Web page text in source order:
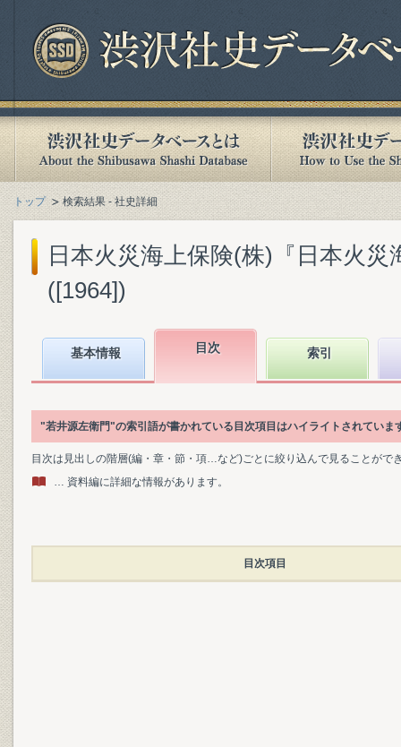
トップ 検索結果 - 社史詳細
日本火災海上保険(株)『日本火
([1964])
基本情報 目次 索引
"若井源左衛門"の索引語が書かれている目次項目はハイライトされていま
目次は見出しの階層(編・章・節・項…など)ごとに絞り込んで見ることがで
… 資料編に詳細な情報があります。
目次項目